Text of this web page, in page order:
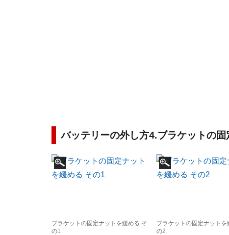
バッテリーの外し方4.ブラケットの
ブラケットの固定ナットを緩める そ
の1
ブラケットの固定ナットを
の2